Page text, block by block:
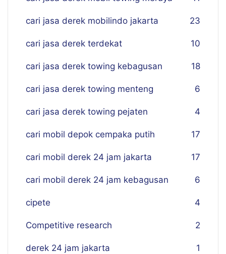
cari jasa derek mobilindo jakarta 23
cari jasa derek terdekat 10
cari jasa derek towing kebagusan 18
cari jasa derek towing menteng 6
cari jasa derek towing pejaten 4
cari mobil depok cempaka putih 17
cari mobil derek 24 jam jakarta 17
cari mobil derek 24 jam kebagusan 6
cipete 4
Competitive research 2
derek 24 jam jakarta 1